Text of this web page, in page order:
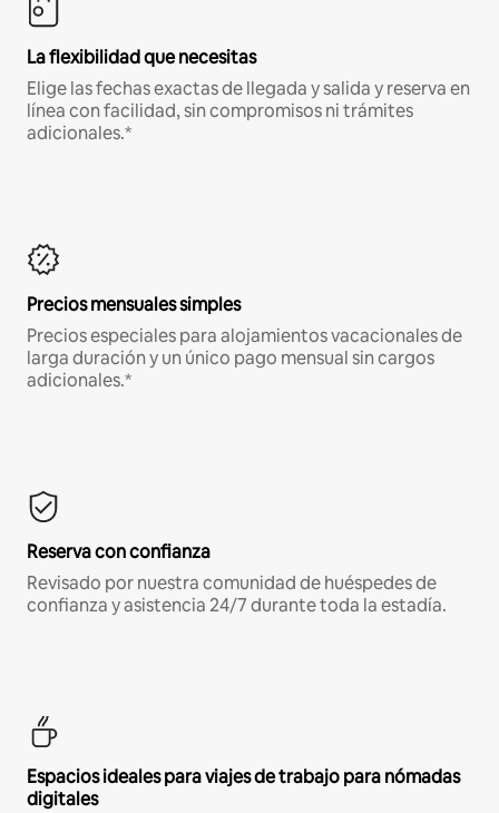
La flexibilidad que necesitas
Elige las fechas exactas de llegada y salida y reserva en
línea con facilidad, sin compromisos ni trámites
adicionales.*
Precios mensuales simples
Precios especiales para alojamientos vacacionales de
larga duración y un único pago mensual sin cargos
adicionales.*
Reserva con confianza
Revisado por nuestra comunidad de huéspedes de
confianza y asistencia 24/7 durante toda la estadía.
Espacios ideales para viajes de trabajo para nómadas
digitales